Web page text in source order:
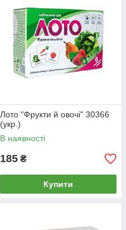
Лото "Фрукти й овочі" 30366
(укр.)
В наявності
185 ₴
Купити